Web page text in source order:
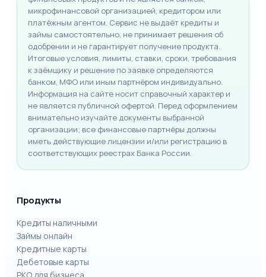
микрофинансовой организацией, кредитором или
платёжным агентом. Сервис не выдаёт кредиты и
займы самостоятельно, не принимает решения об
одобрении и не гарантирует получение продукта.
Итоговые условия, лимиты, ставки, сроки, требования
к заёмщику и решение по заявке определяются
банком, МФО или иным партнёром индивидуально.
Информация на сайте носит справочный характер и
не является публичной офертой. Перед оформлением
внимательно изучайте документы выбранной
организации; все финансовые партнёры должны
иметь действующие лицензии и/или регистрацию в
соответствующих реестрах Банка России.
Продукты
Кредиты наличными
Займы онлайн
Кредитные карты
Дебетовые карты
РКО для бизнеса